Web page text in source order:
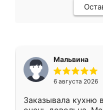
Мальвина
6 августа 2026
Заказывала кухню